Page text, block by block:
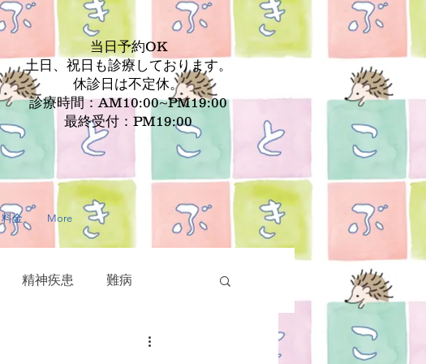
当日予約OK
土日、祝日も診療しております。
休診日は不定休。
診療時間：AM10:00~PM19:00
最終受付：PM19:00
金 More
精神疾患 難病
皮膚疾患